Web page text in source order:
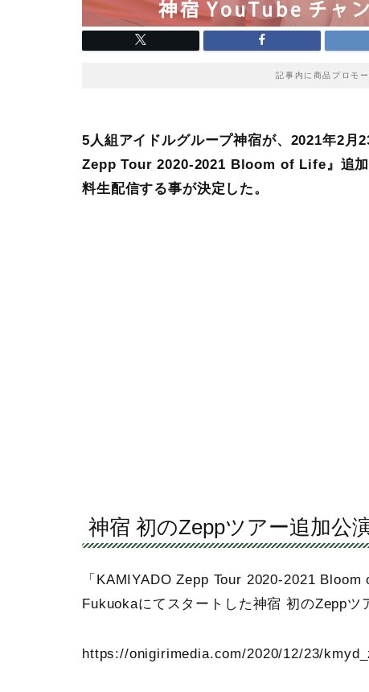
記事内に商品プロモ
5人組アイドルグループ神宿が、2021年2
Zepp Tour 2020-2021 Bloom of Life』追
料生配信する事が決定した。
神宿 初のZeppツアー追加公
「KAMIYADO Zepp Tour 2020-2021
Fukuokaにてスタートした神宿 初のZeppツ
https://onigirimedia.com/2020/12/23/